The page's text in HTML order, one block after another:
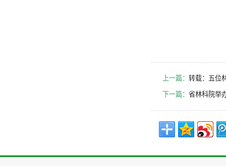
上一篇： 转载：五位
下一篇： 省林科院举